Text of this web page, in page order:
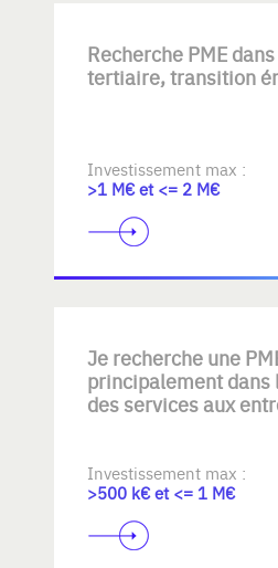
Recherche PME
tertiaire, transition
Investissement max :
>1 M€ et <= 2 M€
Je recherche une
principalement dans
des services aux
technique, des
ou d'autres activités
des revenus
objectif : reprendre
disposant d'une
Investissement max :
>500 k€ et <= 1 M€